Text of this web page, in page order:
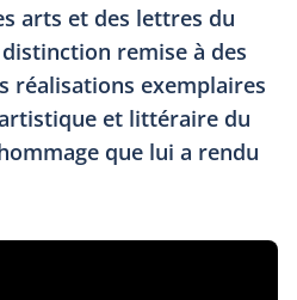
arts et des lettres du
remise à des
réalisations exemplaires
et littéraire du
que lui a rendu